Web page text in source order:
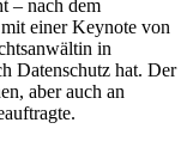
– nach dem
einer Keynote von
in
Datenschutz hat. Der
aber auch an